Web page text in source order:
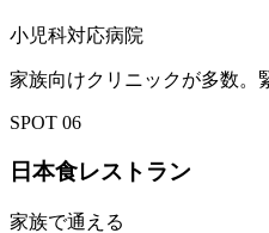
小児科対応病院
家族向けクリニックが多数。
SPOT 06
日本食レストラン
家族で通える